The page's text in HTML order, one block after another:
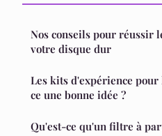
Nos conseils pour réussir
votre disque dur
Les kits d'expérience
ce une bonne idée ?
Qu'est-ce qu'un filtre à